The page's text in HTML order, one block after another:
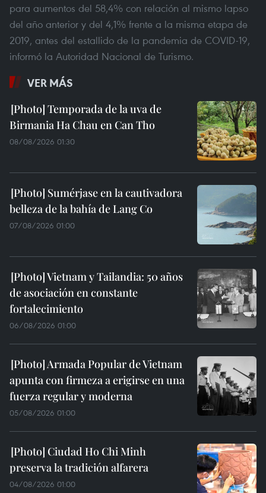
para aumentos del 58,4% con relación al mismo lapso
del año anterior y del 4,1% frente a la misma etapa de
2019, antes del estallido de la pandemia de COVID-19,
informó la Autoridad Nacional de Turismo.
VER MÁS
Temporada de la uva de
Birmania Ha Chau en Can Tho
08/08/2026 01:30
Sumérjase en la cautivadora
belleza de la bahía de Lang Co
07/08/2026 01:00
Vietnam y Tailandia: 50 años
de asociación en constante
fortalecimiento
06/08/2026 01:00
Armada Popular de Vietnam
apunta con firmeza a erigirse en una
fuerza regular y moderna
05/08/2026 01:00
Ciudad Ho Chi Minh
preserva la tradición alfarera
04/08/2026 01:00